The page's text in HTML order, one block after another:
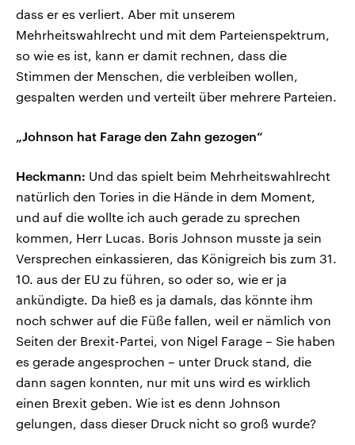
dass er es verliert. Aber mit unserem
Mehrheitswahlrecht und mit dem Parteienspektrum,
so wie es ist, kann er damit rechnen, dass die
Stimmen der Menschen, die verbleiben wollen,
gespalten werden und verteilt über mehrere Parteien.
„Johnson hat Farage den Zahn gezogen“
Heckmann: Und das spielt beim Mehrheitswahlrecht
natürlich den Tories in die Hände in dem Moment,
und auf die wollte ich auch gerade zu sprechen
kommen, Herr Lucas. Boris Johnson musste ja sein
Versprechen einkassieren, das Königreich bis zum 31.
10. aus der EU zu führen, so oder so, wie er ja
ankündigte. Da hieß es ja damals, das könnte ihm
noch schwer auf die Füße fallen, weil er nämlich von
Seiten der Brexit-Partei, von Nigel Farage – Sie haben
es gerade angesprochen – unter Druck stand, die
dann sagen konnten, nur mit uns wird es wirklich
einen Brexit geben. Wie ist es denn Johnson
gelungen, dass dieser Druck nicht so groß wurde?